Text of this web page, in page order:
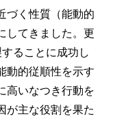
づく性質（能動的
してきました。更
ることに成功し
動的従順性を示す
高いなつき行動を
が主な役割を果た